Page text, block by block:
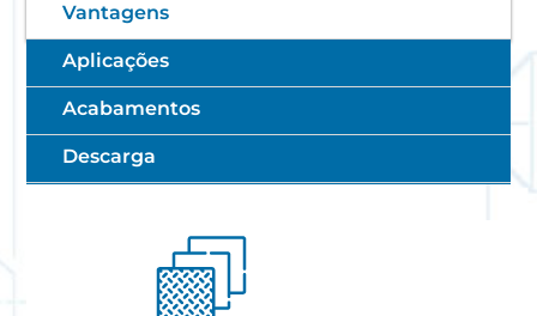
Vantagens
Aplicações
Acabamentos
Descarga